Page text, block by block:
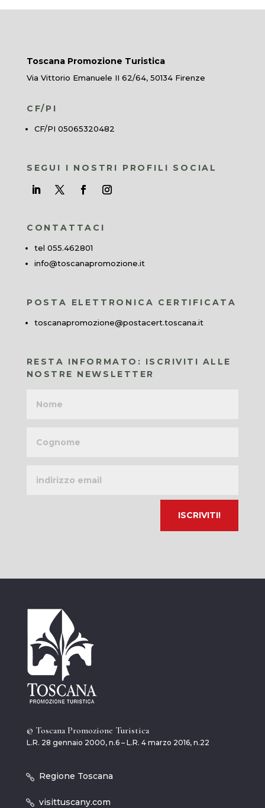
Toscana Promozione Turistica
Via Vittorio Emanuele II 62/64, 50134 Firenze
CF/PI
CF/PI 05065320482
SEGUI I NOSTRI PROFILI SOCIAL
CONTATTACI
tel 055.462801
info@toscanapromozione.it
POSTA ELETTRONICA CERTIFICATA
toscanapromozione@postacert.toscana.it
RESTA INFORMATO: ISCRIVITI ALLE
NOSTRE NEWSLETTER
email
© Toscana Promozione Turistica
L.R. 28 gennaio 2000, n.6 – L.R. 4 marzo 2016, n.22
Regione Toscana
visittuscany.com